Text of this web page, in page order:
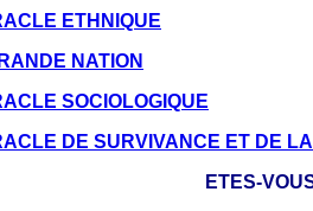
ETHNIQUE
NATION
SOCIOLOGIQUE
DE SURVIVANCE ET DE
ETES-